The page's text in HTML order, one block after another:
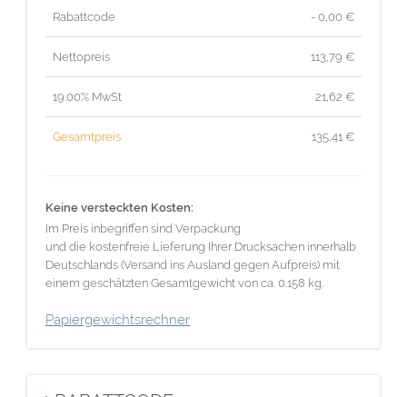
Rabattcode - 0,00 €
Nettopreis 113,79 €
19.00% MwSt 21,62 €
Gesamtpreis 135,41 €
Keine versteckten Kosten:
Im Preis inbegriffen sind Verpackung
und die kostenfreie Lieferung Ihrer Drucksachen innerhalb
Deutschlands (Versand ins Ausland gegen Aufpreis) mit
einem geschätzten Gesamtgewicht von ca. 0.158 kg.
Papiergewichtsrechner